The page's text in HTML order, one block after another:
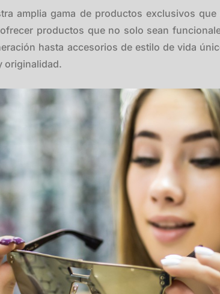
amplia gama de productos exclusivos
productos que no solo sean
hasta accesorios de estilo de vida
originalidad.